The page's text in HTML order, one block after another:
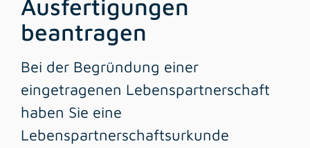
Ausfertigungen
beantragen
Bei der Begründung einer
eingetragenen Lebenspartnerschaft
haben Sie eine
Lebenspartnerschaftsurkunde